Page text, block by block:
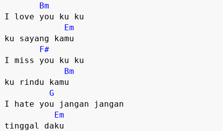
Bm
I love you ku ku
Em
ku sayang kamu
F#
I miss you ku ku
Bm
ku rindu kamu
G
I hate you jangan jangan
Em
tinggal daku